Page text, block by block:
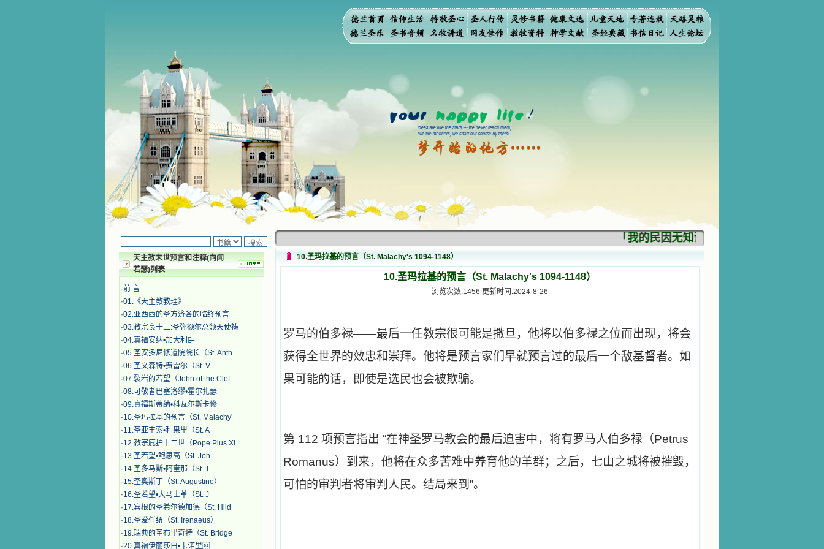
天主教末世预言和注释(向闻
若瑟)列表
·前 言
·01.《天主教教理》
·02.亚西西的圣方济各的临终预言
·03.教宗良十三:圣弥额尔总领天使祷
·04.真福安纳•加大利纳̶
·05.圣安多尼修道院院长（St. Anth
·06.圣文森特•费雷尔（St. V
·07.裂岩的若望（John of the Clef
·08.可敬者巴塞洛缪•霍尔扎瑟
·09.真福斯蒂纳•科瓦尔斯卡修
·10.圣玛拉基的预言（St. Malachy'
·11.圣亚丰索•利果里（St. A
·12.教宗庇护十二世（Pope Pius XI
·13.圣若望•鲍思高（St. Joh
·14.圣多马斯•阿奎那（St. T
·15.圣奥斯丁（St. Augustine）
·16.圣若望•大马士革（St. J
·17.宾根的圣希尔德加德（St. Hild
·18.圣爱任纽（St. Irenaeus）
·19.瑞典的圣布里奇特（St. Bridge
·20.真福伊丽莎白•卡诺里
「我的民因无知识而灭亡。你弃掉知识，
10.圣玛拉基的预言（St. Malachy's 1094-1148）
10.圣玛拉基的预言（St. Malachy's 1094-1148）
浏览次数:1456 更新时间:2024-8-26
罗马的伯多禄——最后一任教宗很可能是撒旦，他将以伯多禄之位而出现，将会
获得全世界的效忠和崇拜。他将是预言家们早就预言过的最后一个敌基督者。如
果可能的话，即使是选民也会被欺骗。
第 112 项预言指出 “在神圣罗马教会的最后迫害中，将有罗马人伯多禄（Petrus
Romanus）到来，他将在众多苦难中养育他的羊群；之后，七山之城将被摧毁，
可怕的审判者将审判人民。结局来到”。